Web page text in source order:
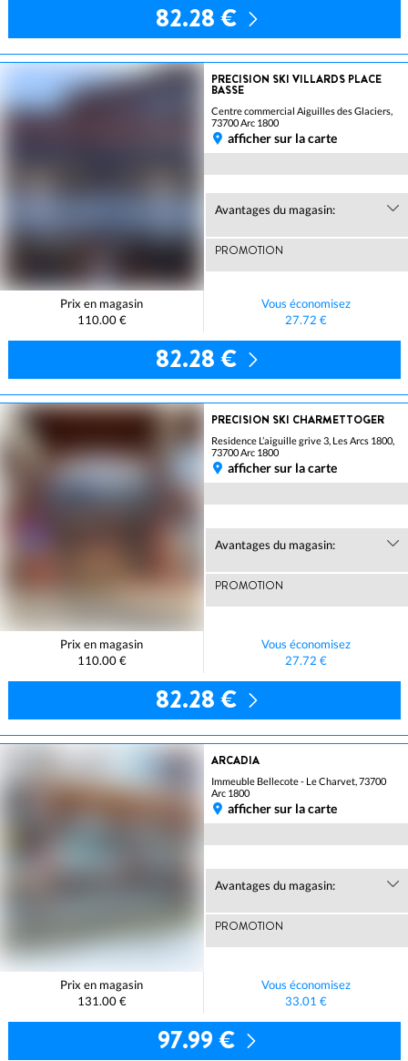
82.28 €
PRECISION SKI VILLARDS PLACE
BASSE
Centre commercial Aiguilles des Glaciers,
73700 Arc 1800
afficher sur la carte
Avantages du magasin:
PROMOTION
Prix en magasin
110.00 €
Vous économisez
27.72 €
82.28 €
PRECISION SKI CHARMETTOGER
Residence L’aiguille grive 3, Les Arcs 1800,
73700 Arc 1800
afficher sur la carte
Avantages du magasin:
PROMOTION
Prix en magasin
110.00 €
Vous économisez
27.72 €
82.28 €
ARCADIA
Immeuble Bellecote - Le Charvet, 73700
Arc 1800
afficher sur la carte
Avantages du magasin:
PROMOTION
Prix en magasin
131.00 €
Vous économisez
33.01 €
97.99 €